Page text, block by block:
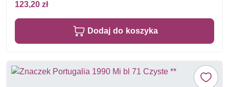
123,20 zł
Dodaj do koszyka